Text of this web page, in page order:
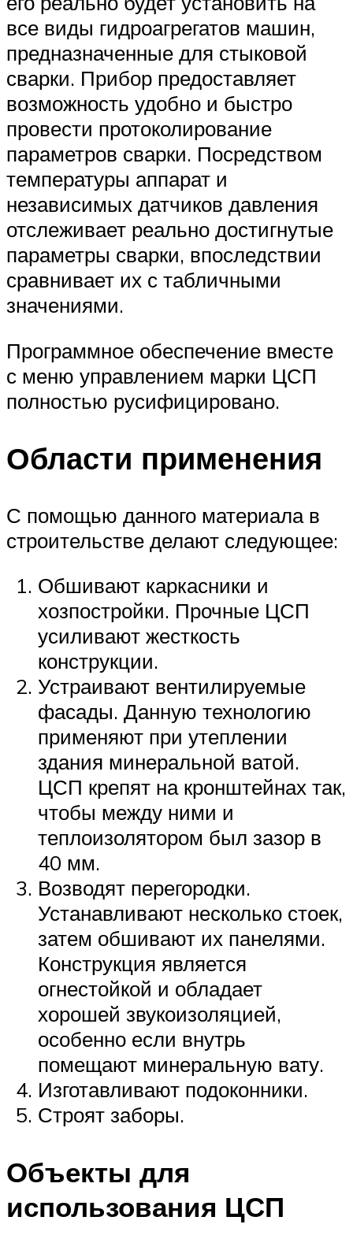
все виды гидроагрегатов машин,
предназначенные для стыковой
сварки. Прибор предоставляет
возможность удобно и быстро
провести протоколирование
параметров сварки. Посредством
температуры аппарат и
независимых датчиков давления
отслеживает реально достигнутые
параметры сварки, впоследствии
сравнивает их с табличными
значениями.
Программное обеспечение вместе
с меню управлением марки ЦСП
полностью русифицировано.
Области применения
С помощью данного материала в
строительстве делают следующее:
Обшивают каркасники и
хозпостройки. Прочные ЦСП
усиливают жесткость
конструкции.
Устраивают вентилируемые
фасады. Данную технологию
применяют при утеплении
здания минеральной ватой.
ЦСП крепят на кронштейнах так,
чтобы между ними и
теплоизолятором был зазор в
40 мм.
Возводят перегородки.
Устанавливают несколько стоек,
затем обшивают их панелями.
Конструкция является
огнестойкой и обладает
хорошей звукоизоляцией,
особенно если внутрь
помещают минеральную вату.
Изготавливают подоконники.
Строят заборы.
Объекты для
использования ЦСП